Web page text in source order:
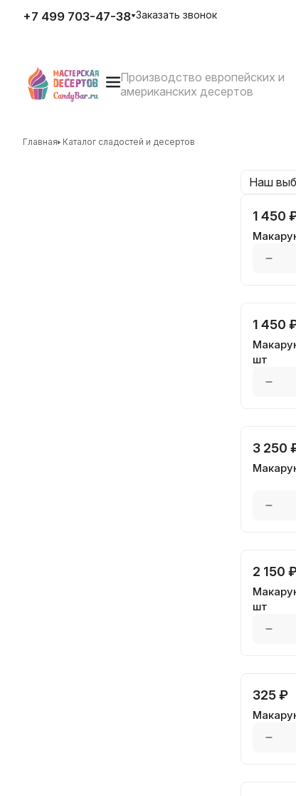
Главная Каталог сладостей и десертов
1 450
1 450
шт
3 250
2 150
шт
325 ₽
Наш
+7 499 703-47-38
E-mail
zakaz@candybar.ru
Адрес
Режим работы
Заказать звонок
Производство европейских и
американских десертов